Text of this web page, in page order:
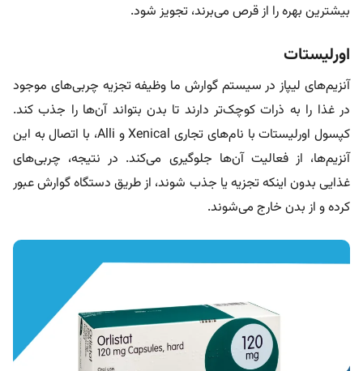
بیشترین بهره را از قرص می‌برند، تجویز شود.
اورلیستات
آنزیم‌های لیپاز در سیستم گوارش ما وظیفه تجزیه چربی‌های موجود
در غذا را به ذرات کوچک‌تر دارند تا بدن بتواند آن‌ها را جذب کند.
کپسول اورلیستات با نام‌های تجاری Xenical و Alli، با اتصال به این
آنزیم‌ها، از فعالیت آن‌ها جلوگیری می‌کند. در نتیجه، چربی‌های
غذایی بدون اینکه تجزیه یا جذب شوند، از طریق دستگاه گوارش عبور
کرده و از بدن خارج می‌شوند.